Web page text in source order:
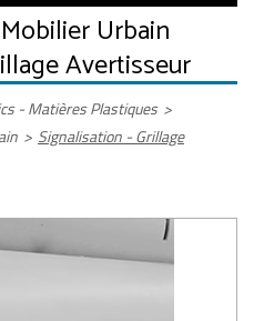
Urbain
Avertisseur
- Matières Plastiques >
> Signalisation - Grillage